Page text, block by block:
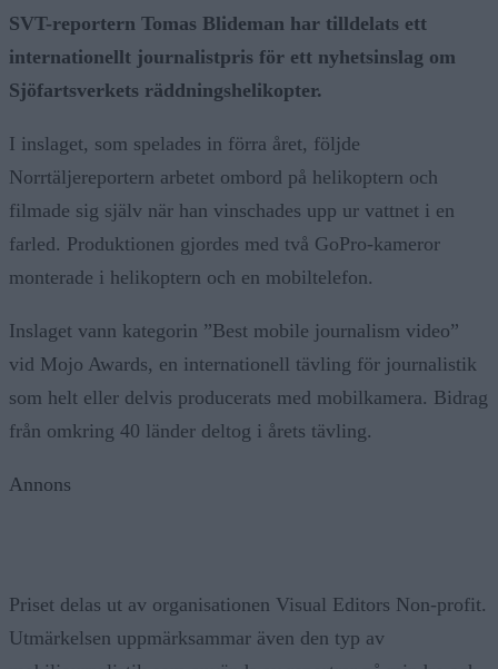
SVT-reportern Tomas Blideman har tilldelats ett
internationellt journalistpris för ett nyhetsinslag om
Sjöfartsverkets räddningshelikopter.
I inslaget, som spelades in förra året, följde
Norrtäljereportern arbetet ombord på helikoptern och
filmade sig själv när han vinschades upp ur vattnet i en
farled. Produktionen gjordes med två GoPro-kameror
monterade i helikoptern och en mobiltelefon.
Inslaget vann kategorin ”Best mobile journalism video”
vid Mojo Awards, en internationell tävling för journalistik
som helt eller delvis producerats med mobilkamera. Bidrag
från omkring 40 länder deltog i årets tävling.
Annons
Priset delas ut av organisationen Visual Editors Non-profit.
Utmärkelsen uppmärksammar även den typ av